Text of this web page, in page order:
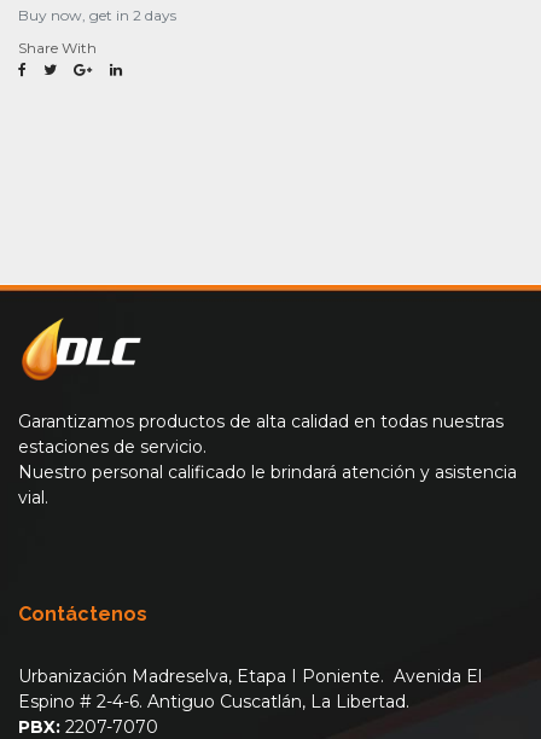
Buy now, get in 2 days
Share With
Garantizamos productos de alta calidad en todas nuestras
estaciones de servicio.
Nuestro personal calificado le brindará atención y asistencia
vial.
Contáctenos
Urbanización Madreselva, Etapa I Poniente. Avenida El
Espino # 2-4-6. Antiguo Cuscatlán, La Libertad.
PBX: 2207-7070